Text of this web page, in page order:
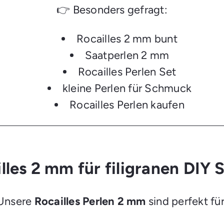
👉 Besonders gefragt:
Rocailles 2 mm bunt
Saatperlen 2 mm
Rocailles Perlen Set
kleine Perlen für Schmuck
Rocailles Perlen kaufen
2 mm für filigranen DIY
Rocailles Perlen 2 mm sind perfekt